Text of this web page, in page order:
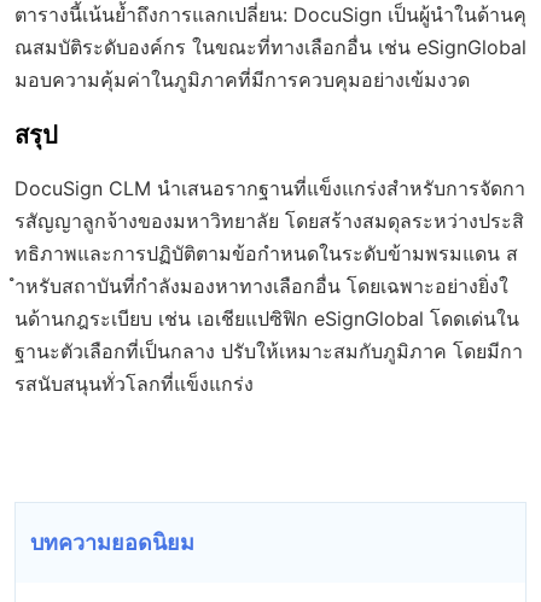
ตารางนี้เน้นย้ำถึงการแลกเปลี่ยน: DocuSign เป็นผู้นำในด้านคุ
ณสมบัติระดับองค์กร ในขณะที่ทางเลือกอื่น เช่น eSignGlobal
มอบความคุ้มค่าในภูมิภาคที่มีการควบคุมอย่างเข้มงวด
สรุป
DocuSign CLM นำเสนอรากฐานที่แข็งแกร่งสำหรับการจัดกา
รสัญญาลูกจ้างของมหาวิทยาลัย โดยสร้างสมดุลระหว่างประสิ
ทธิภาพและการปฏิบัติตามข้อกำหนดในระดับข้ามพรมแดน ส
ำหรับสถาบันที่กำลังมองหาทางเลือกอื่น โดยเฉพาะอย่างยิ่งใ
นด้านกฎระเบียบ เช่น เอเชียแปซิฟิก eSignGlobal โดดเด่นใน
ฐานะตัวเลือกที่เป็นกลาง ปรับให้เหมาะสมกับภูมิภาค โดยมีกา
รสนับสนุนทั่วโลกที่แข็งแกร่ง
บทความยอดนิยม